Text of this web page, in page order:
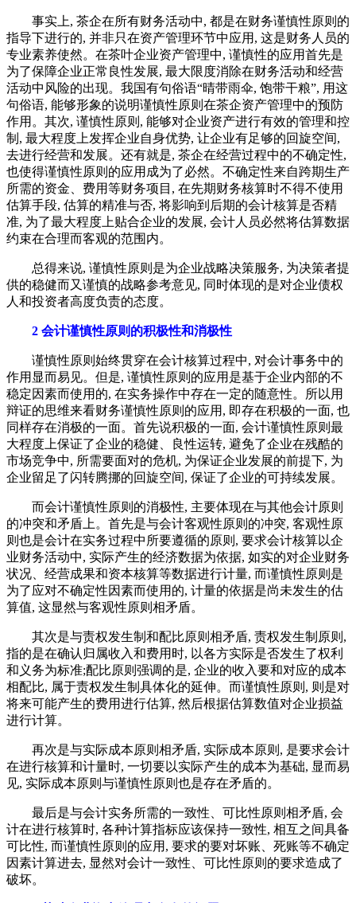
事实上, 茶企在所有财务活动中, 都是在财务谨慎性原则的
指导下进行的, 并非只在资产管理环节中应用, 这是财务人员的
专业素养使然。在茶叶企业资产管理中, 谨慎性的应用首先是
为了保障企业正常良性发展, 最大限度消除在财务活动和经营
活动中风险的出现。我国有句俗语“晴带雨伞, 饱带干粮”, 用这
句俗语, 能够形象的说明谨慎性原则在茶企资产管理中的预防
作用。其次, 谨慎性原则, 能够对企业资产进行有效的管理和控
制, 最大程度上发挥企业自身优势, 让企业有足够的回旋空间,
去进行经营和发展。还有就是, 茶企在经营过程中的不确定性,
也使得谨慎性原则的应用成为了必然。不确定性来自跨期生产
所需的资金、费用等财务项目, 在先期财务核算时不得不使用
估算手段, 估算的精准与否, 将影响到后期的会计核算是否精
准, 为了最大程度上贴合企业的发展, 会计人员必然将估算数据
约束在合理而客观的范围内。
总得来说, 谨慎性原则是为企业战略决策服务, 为决策者提
供的稳健而又谨慎的战略参考意见, 同时体现的是对企业债权
人和投资者高度负责的态度。
2 会计谨慎性原则的积极性和消极性
谨慎性原则始终贯穿在会计核算过程中, 对会计事务中的
作用显而易见。但是, 谨慎性原则的应用是基于企业内部的不
稳定因素而使用的, 在实务操作中存在一定的随意性。所以用
辩证的思维来看财务谨慎性原则的应用, 即存在积极的一面, 也
同样存在消极的一面。首先说积极的一面, 会计谨慎性原则最
大程度上保证了企业的稳健、良性运转, 避免了企业在残酷的
市场竞争中, 所需要面对的危机, 为保证企业发展的前提下, 为
企业留足了闪转腾挪的回旋空间, 保证了企业的可持续发展。
而会计谨慎性原则的消极性, 主要体现在与其他会计原则
的冲突和矛盾上。首先是与会计客观性原则的冲突, 客观性原
则也是会计在实务过程中所要遵循的原则, 要求会计核算以企
业财务活动中, 实际产生的经济数据为依据, 如实的对企业财务
状况、经营成果和资本核算等数据进行计量, 而谨慎性原则是
为了应对不确定性因素而使用的, 计量的依据是尚未发生的估
算值, 这显然与客观性原则相矛盾。
其次是与责权发生制和配比原则相矛盾, 责权发生制原则,
指的是在确认归属收入和费用时, 以各方实际是否发生了权利
和义务为标准;配比原则强调的是, 企业的收入要和对应的成本
相配比, 属于责权发生制具体化的延伸。而谨慎性原则, 则是对
将来可能产生的费用进行估算, 然后根据估算数值对企业损益
进行计算。
再次是与实际成本原则相矛盾, 实际成本原则, 是要求会计
在进行核算和计量时, 一切要以实际产生的成本为基础, 显而易
见, 实际成本原则与谨慎性原则也是存在矛盾的。
最后是与会计实务所需的一致性、可比性原则相矛盾, 会
计在进行核算时, 各种计算指标应该保持一致性, 相互之间具备
可比性, 而谨慎性原则的应用, 要求的要对坏账、死账等不确定
因素计算进去, 显然对会计一致性、可比性原则的要求造成了
破坏。